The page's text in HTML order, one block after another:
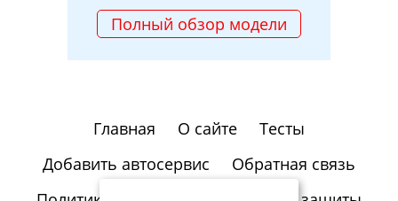
Полный обзор модели
Главная О сайте
Тесты
Добавить автосервис
Обратная связь